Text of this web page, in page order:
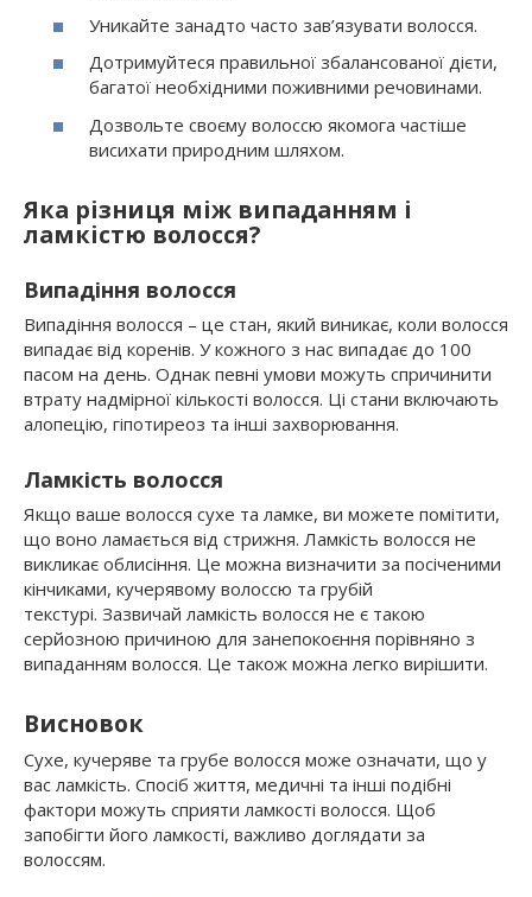
Уникайте занадто часто зав’язувати волосся.
Дотримуйтеся правильної збалансованої дієти,
багатої необхідними поживними речовинами.
Дозвольте своєму волоссю якомога частіше
висихати природним шляхом.
Яка різниця між випаданням і
ламкістю волосся?
Випадіння волосся
Випадіння волосся – це стан, який виникає, коли волосся
випадає від коренів. У кожного з нас випадає до 100
пасом на день. Однак певні умови можуть спричинити
втрату надмірної кількості волосся. Ці стани включають
алопецію, гіпотиреоз та інші захворювання.
Ламкість волосся
Якщо ваше волосся сухе та ламке, ви можете помітити,
що воно ламається від стрижня. Ламкість волосся не
викликає облисіння. Це можна визначити за посіченими
кінчиками, кучерявому волоссю та грубій
текстурі. Зазвичай ламкість волосся не є такою
серйозною причиною для занепокоєння порівняно з
випаданням волосся. Це також можна легко вирішити.
Висновок
Сухе, кучеряве та грубе волосся може означати, що у
вас ламкість. Спосіб життя, медичні та інші подібні
фактори можуть сприяти ламкості волосся. Щоб
запобігти його ламкості, важливо доглядати за
волоссям.